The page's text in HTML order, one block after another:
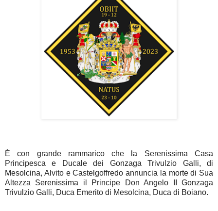
È con grande rammarico che la Serenissima Casa
Principesca e Ducale dei Gonzaga Trivulzio Galli, di
Mesolcina, Alvito e Castelgoffredo annuncia la morte di Sua
Altezza Serenissima il Principe Don Angelo II Gonzaga
Trivulzio Galli, Duca Emerito di Mesolcina, Duca di Boiano.